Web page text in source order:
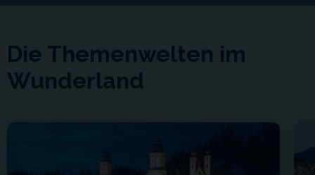
Die Themenwelten im
Wunderland